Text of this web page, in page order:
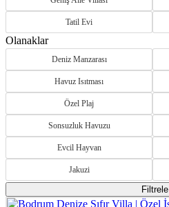
Tatil Evi
Olanaklar
Deniz Manzarası
Havuz Isıtması
Özel Plaj
Sonsuzluk Havuzu
Evcil Hayvan
Jakuzi
Filtrele